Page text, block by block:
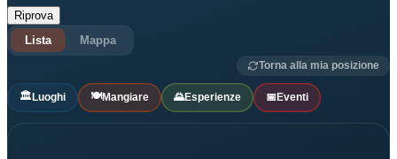
Riprova
Lista
Mappa
Torna alla mia posizione
🏛 Luoghi 🍽Mangiare 🌄Esperienze 📅 Eventi